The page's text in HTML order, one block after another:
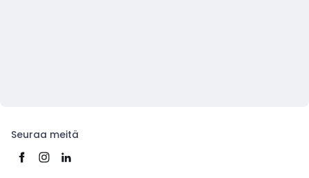
Seuraa meitä